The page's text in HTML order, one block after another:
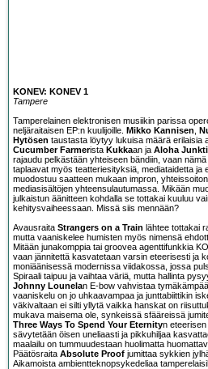
KONEV: KONEV 1
Tampere
Tamperelainen elektronisen musiikin parissa
neljäraitaisen EP:n kuulijoille. Mikko Kannisen
Hytösen taustasta löytyy lukuisa määrä erilaisia
Cucumber Farmerista Kukkaan ja Aloha
rajaudu pelkästään yhteiseen bändiin, vaan
taplaavat myös teatteriesityksiä, mediataidetta ja
muodostuu saatteen mukaan impron,
mediasisältöjen yhteensulautumassa. Mikään
julkaistun äänitteen kohdalla se tottakai kuuluu
kehitysvaiheessaan. Missä siis mennään?
Avausraita Strangers on a Train lähtee tottakai
mutta vaaniskelee humisten myös nimensä
Mitään junakomppia tai groovea agenttifunkkia
vaan jännitettä kasvatetaan varsin eteerisesti ja
moniäänisessä modernissa viidakossa, jossa
Spiraali taipuu ja vaihtaa väriä, mutta hallinta
Johnny Lounelan E-bow vahvistaa tymäkämpää
vaaniskelu on jo uhkaavampaa ja junttabiittikin
väkivaltaan ei silti yllytä vaikka hanskat on
mukava maisema ole, synkeissä sfääreissä
Three Ways To Spend Your Eternityn
sävytetään öisen uneliaasti ja pikkuhiljaa
maalailu on tummuudestaan huolimatta
Päätösraita Absolute Proof jumittaa sykkien
Aikamoista ambientteknopsykedeliaa